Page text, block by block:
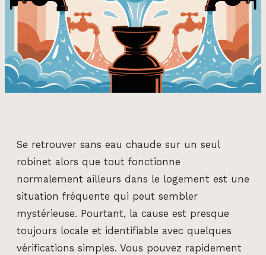
Se retrouver sans eau chaude sur un seul
robinet alors que tout fonctionne
normalement ailleurs dans le logement est une
situation fréquente qui peut sembler
mystérieuse. Pourtant, la cause est presque
toujours locale et identifiable avec quelques
vérifications simples. Vous pouvez rapidement